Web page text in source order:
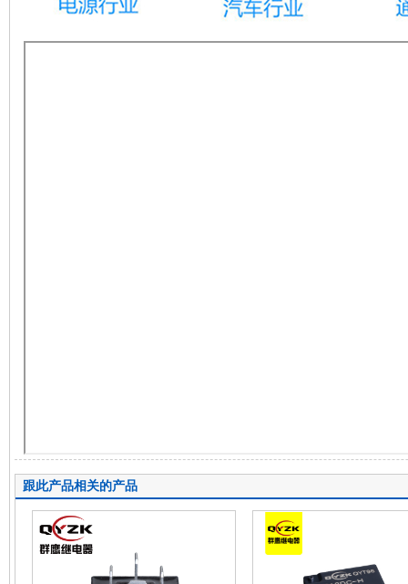
跟此产品相关的产品